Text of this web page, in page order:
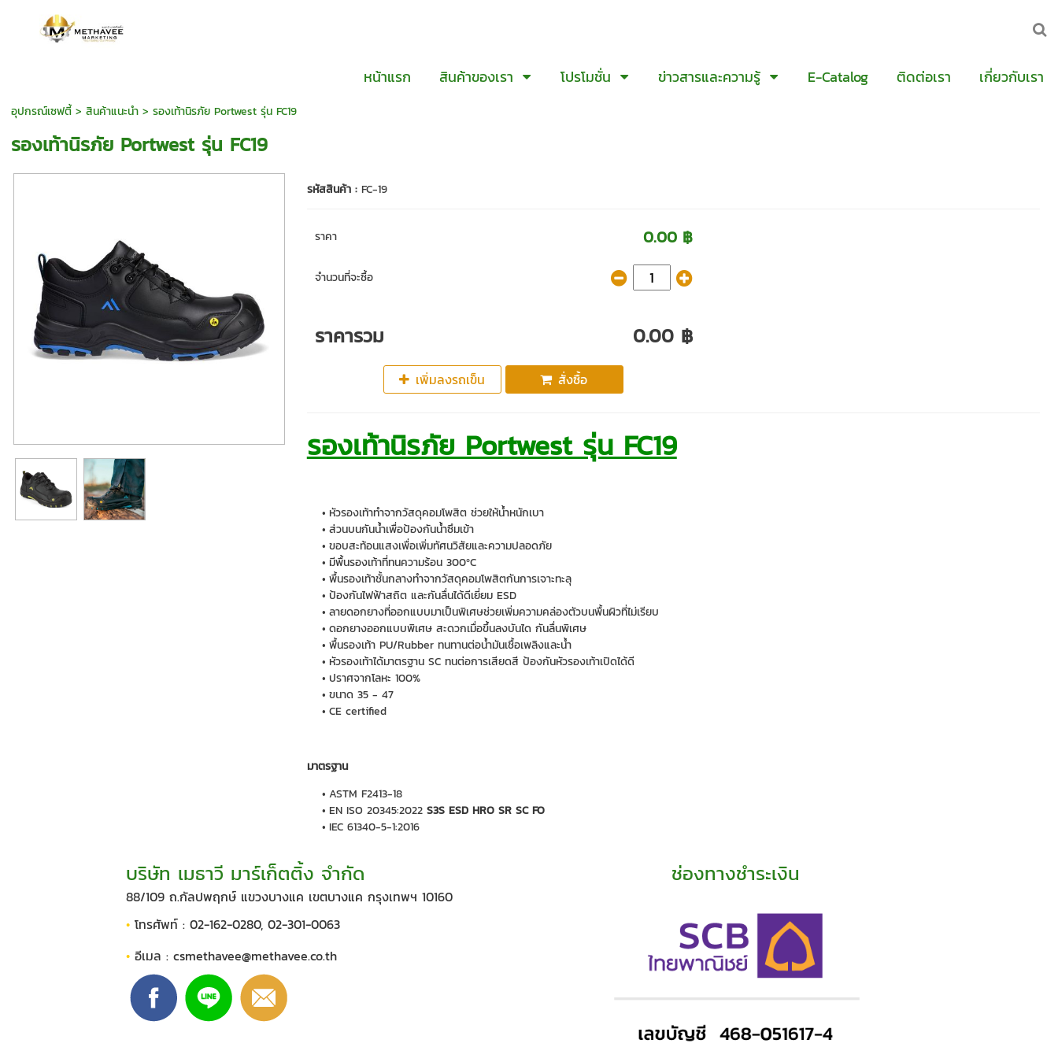
หน้าแรก สินค้าของเรา โปรโมชั่น ข่าวสารและความรู้ E-Catalog ติดต่อเรา เกี่ยวกับเรา
อุปกรณ์เซฟตี้> สินค้าแนะนำ> รองเท้านิรภัย Portwest รุ่น FC19
รองเท้านิรภัย Portwest รุ่น FC19
รหัสสินค้า : FC-19
ราคา 0.00 ฿
จำนวนที่จะซื้อ
ราคารวม 0.00 ฿
เพิ่มลงรถเข็น สั่งซื้อ
รองเท้านิรภัย Portwest รุ่น FC19
หัวรองเท้าทำจากวัสดุคอมโพสิต ช่วยให้น้ำหนักเบา
ส่วนบนกันน้ำเพื่อป้องกันน้ำซึมเข้า
ขอบสะท้อนแสงเพื่อเพิ่มทัศนวิสัยและความปลอดภัย
มีพื้นรองเท้าที่ทนความร้อน 300ºC
พื้นรองเท้าชั้นกลางทำจากวัสดุคอมโพสิตกันการเจาะทะลุ
ป้องกันไฟฟ้าสถิต และกันลื่นได้ดีเยี่ยม ESD
ลายดอกยางที่ออกแบบมาเป็นพิเศษช่วยเพิ่มความคล่องตัวบนพื้นผิวที่ไม่เรียบ
ดอกยางออกแบบพิเศษ สะดวกเมื่อขึ้นลงบันได กันลื่นพิเศษ
พื้นรองเท้า PU/Rubber ทนทานต่อน้ำมันเชื้อเพลิงและน้ำ
หัวรองเท้าได้มาตรฐาน SC ทนต่อการเสียดสี ป้องกันหัวรองเท้าเปิดได้ดี
ปราศจากโลหะ 100%
ขนาด 35 - 47
CE certified
มาตรฐาน
ASTM F2413-18
EN ISO 20345:2022 S3S ESD HRO SR SC FO
IEC 61340-5-1:2016
บริษัท เมธาวี มาร์เก็ตติ้ง จำกัด
88/109 ถ.กัลปพฤกษ์ แขวงบางแค เขตบางแค กรุงเทพฯ 10160
• โทรศัพท์ : 02-162-0280, 02-301-0063
• อีเมล : csmethavee@methavee.co.th
ช่องทางชำระเงิน